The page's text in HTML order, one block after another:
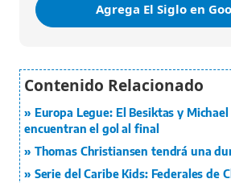
Agrega El Siglo en
Europa Legue: El Besiktas y
encuentran el gol al final
Thomas Christiansen tendrá una
Serie del Caribe Kids: Federales de